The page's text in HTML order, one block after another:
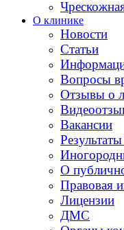
О клинике
Новости
Статьи
Вопросы
Отзывы о
Вакансии
О
Правовая
Лицензии
ДМС